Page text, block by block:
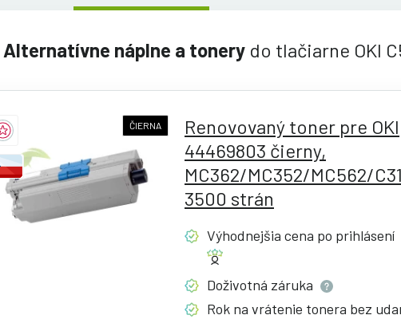
Alternatívne náplne a tonery do tlačiarne OKI
ČIERNA
Renovovaný toner pre OKI
44469803 čierny,
MC362/MC352/MC562/
3500 strán
Výhodnejšia cena po prihlásení
Doživotná záruka
Rok na vrátenie tonera bez